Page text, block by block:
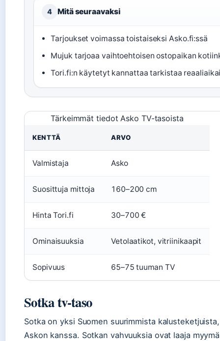
4 Mitä seuraavaksi
Tarjoukset voimassa toistaiseksi Asko.fi:ssä
Mujuk tarjoaa vaihtoehtoisen ostopaikan
Tori.fi:n käytetyt kannattaa tarkistaa
Tärkeimmät tiedot Asko TV-tasoista
KENTTÄ ARVO
Valmistaja Asko
Suosittuja mittoja 160–200 cm
Hinta Tori.fi 30–700 €
Ominaisuuksia Vetolaatikot, vitriinikaapit
Sopivuus 65–75 tuuman TV
Sotka tv-taso
Sotka on yksi Suomen suurimmista
Askon kanssa. Sotkan vahvuuksia ovat laaja